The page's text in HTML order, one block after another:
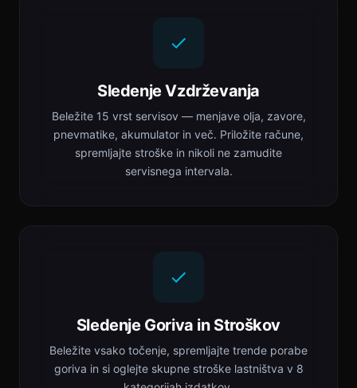
Sledenje Vzdrževanja
Beležite 15 vrst servisov — menjave olja, zavore,
pnevmatike, akumulator in več. Priložite račune,
spremljajte stroške in nikoli ne zamudite
servisnega intervala.
Sledenje Goriva in Stroškov
Beležite vsako točenje, spremljajte trende porabe
goriva in si oglejte skupne stroške lastništva v 8